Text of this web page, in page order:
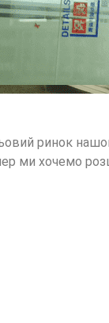
ринок
ми хочемо